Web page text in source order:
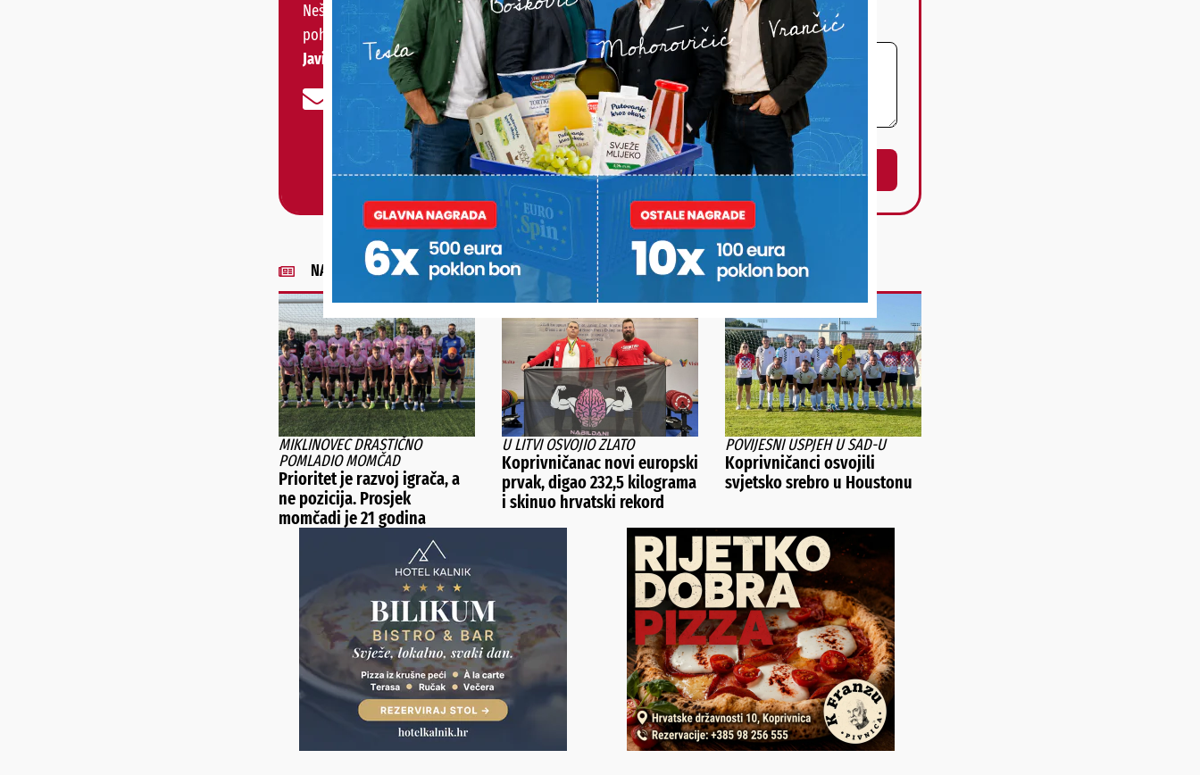
Nešto vas muči ili želite nešto/nekoga
pohvaliti?
Javite nam se!
Poruka
POŠALJI
Alternative:
NAJNOVIJE VIJESTI
MIKLINOVEC DRASTIČNO
POMLADIO MOMČAD
Prioritet je razvoj igrača, a
ne pozicija. Prosjek
momčadi je 21 godina
U LITVI OSVOJIO ZLATO
Koprivničanac novi europski
prvak, digao 232,5 kilograma
i skinuo hrvatski rekord
POVIJESNI USPJEH U SAD-U
Koprivničanci osvojili
svjetsko srebro u Houstonu